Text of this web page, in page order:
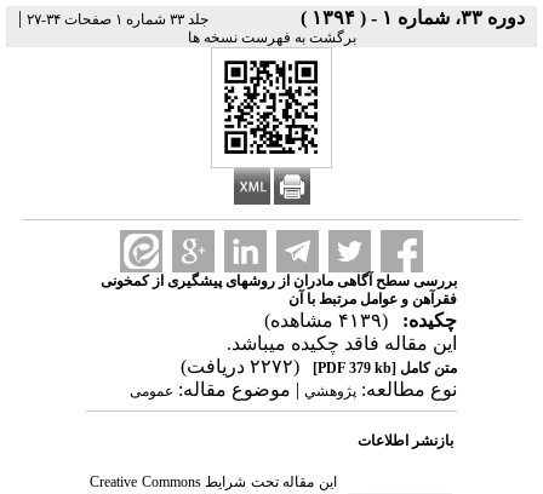
دوره ۳۳، شماره ۱ - ( ۱۳۹۴ ) جلد ۳۳ شماره ۱ صفحات ۳۴-۲۷ |
برگشت به فهرست نسخه ها
بررسی سطح آگاهی مادران از روشهای پیشگیری از کمخونی
فقرآهن و عوامل مرتبط با آن
چکیده:
(۴۱۳۹ مشاهده)
این مقاله فاقد چکیده می​باشد.
متن کامل[PDF 379 kb]
(۲۲۷۲ دریافت)
نوع مطالعه: پژوهشي| موضوع مقاله: عمومى
بازنشر اطلاعات
این مقاله تحت شرایطCreative Commons